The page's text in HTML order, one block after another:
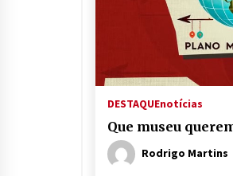
DESTAQUEnotícias
Que museu
Rodrigo Martins